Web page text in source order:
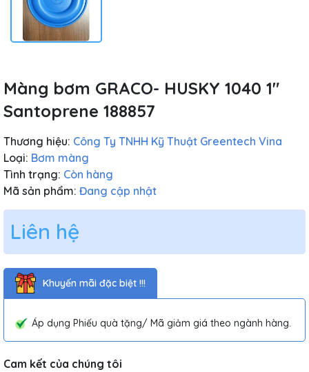
Màng bơm GRACO- HUSKY 1040 1″
Santoprene 188857
Thương hiệu: Công Ty TNHH Kỹ Thuật Greentech Vina
Loại: Bơm màng
Tình trạng: Còn hàng
Mã sản phẩm: Đang cập nhật
Liên hệ
Khuyến mãi đặc biệt !!!
Áp dụng Phiếu quà tặng/ Mã giảm giá theo ngành hàng.
Cam kết của chúng tôi